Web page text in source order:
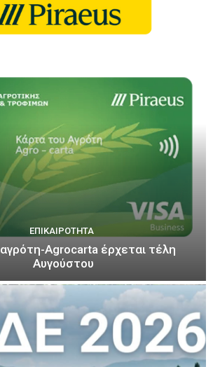
ΕΠΙΚΑΙΡΌΤΗΤΑ
Agrocarta έρχεται τέλη
Αυγούστου